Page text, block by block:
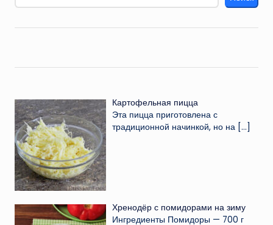
Картофельная пицца
Эта пицца приготовлена с
традиционной начинкой, но на […]
Хренодёр с помидорами на зиму
Ингредиенты Помидоры — 700 г